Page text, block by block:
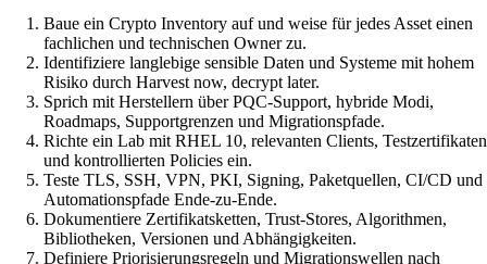
Baue ein Crypto Inventory auf und weise für jedes Asset einen
fachlichen und technischen Owner zu.
Identifiziere langlebige sensible Daten und Systeme mit hohem
Risiko durch Harvest now, decrypt later.
Sprich mit Herstellern über PQC-Support, hybride Modi,
Roadmaps, Supportgrenzen und Migrationspfade.
Richte ein Lab mit RHEL 10, relevanten Clients, Testzertifikaten
und kontrollierten Policies ein.
Teste TLS, SSH, VPN, PKI, Signing, Paketquellen, CI/CD und
Automationspfade Ende-zu-Ende.
Dokumentiere Zertifikatsketten, Trust-Stores, Algorithmen,
Bibliotheken, Versionen und Abhängigkeiten.
Definiere Priorisierungsregeln und Migrationswellen nach